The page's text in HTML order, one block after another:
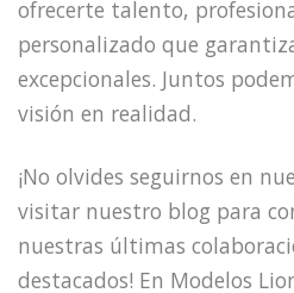
ofrecerte talento,
personalizado que
excepcionales. Juntos
visión en realidad.
¡No olvides seguirnos en
visitar nuestro blog para
nuestras últimas
destacados! En Modelos